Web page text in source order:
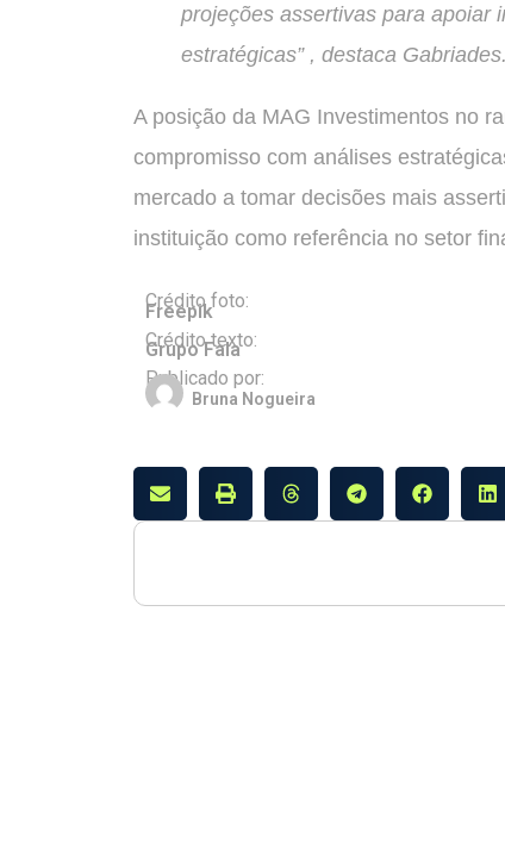
projeções assertivas para apoiar
estratégicas” , destaca Gabriades.
A posição da MAG Investimentos no
compromisso com análises
mercado a tomar decisões mais
instituição como referência no setor
Crédito foto:
Freepik
Crédito texto:
Grupo Fala
Publicado por:
Bruna Nogueira